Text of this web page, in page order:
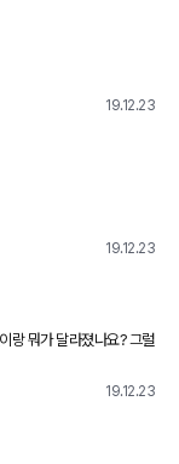
19.12.23
19.12.23
19.12.23